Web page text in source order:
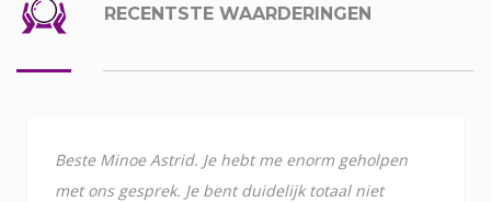
RECENTSTE WAARDERINGEN
Beste Minoe Astrid. Je hebt me enorm geholpen
met ons gesprek. Je bent duidelijk totaal niet